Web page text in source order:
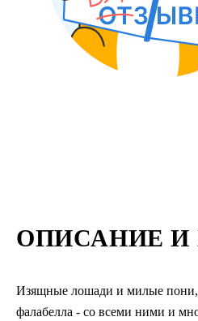
ОПИСАНИЕ И
Изящные лошади и милые пони,
фалабелла - со всеми ними и